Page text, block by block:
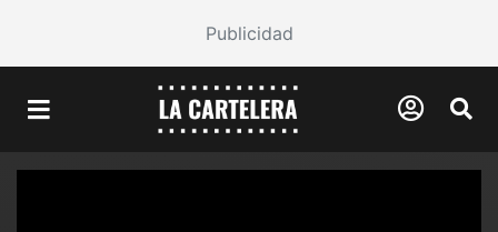
Publicidad